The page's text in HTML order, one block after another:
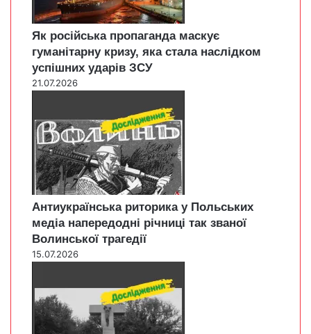
Як російська пропаганда маскує
гуманітарну кризу, яка стала наслідком
успішних ударів ЗСУ
21.07.2026
Антиукраїнська риторика у Польських
медіа напередодні річниці так званої
Волинської трагедії
15.07.2026